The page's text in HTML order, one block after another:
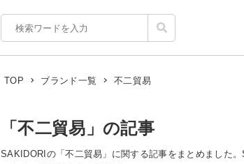
TOP ブランド一覧 不二貿易
「不二貿易」の記事
SAKIDORIの「不二貿易」に関する記事をまとめました